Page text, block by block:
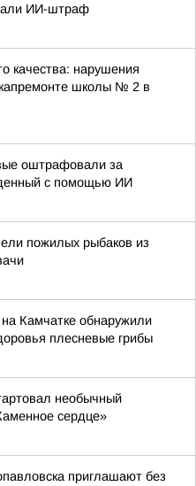
ИИ-штраф
качества: нарушения
школы № 2 в
оштрафовали за
с помощью ИИ
пожилых рыбаков из
на Камчатке обнаружили
плесневые грибы
необычный
сердце»
приглашают без